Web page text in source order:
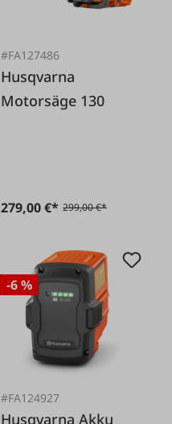
#FA127486
Husqvarna
Motorsäge 130
279,00 €* 299,00 €*
-6 %
#FA124927
Husqvarna Akku